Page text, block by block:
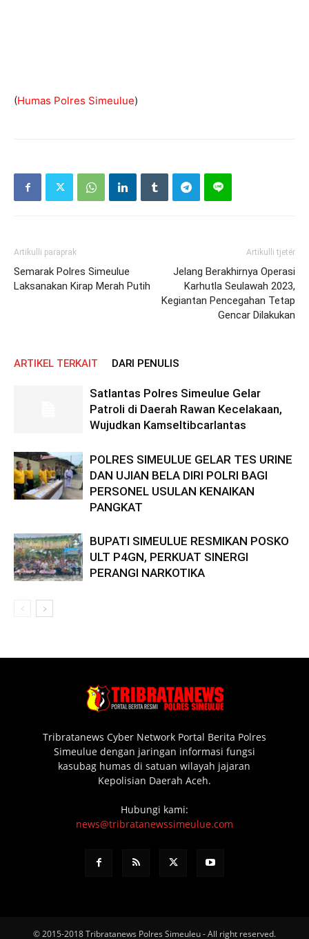
(Humas Polres Simeulue)
Artikulli paraprak
Semarak Polres Simeulue
Laksanakan Kirap Merah Putih
Artikulli tjetër
Jelang Berakhirnya Operasi
Karhutla Seulawah 2023,
Kegiantan Pencegahan Tetap
Gencar Dilakukan
ARTIKEL TERKAIT DARI PENULIS
Satlantas Polres Simeulue Gelar
Patroli di Daerah Rawan Kecelakaan,
Wujudkan Kamseltibcarlantas
POLRES SIMEULUE GELAR TES URINE
DAN UJIAN BELA DIRI POLRI BAGI
PERSONEL USULAN KENAIKAN
PANGKAT
BUPATI SIMEULUE RESMIKAN POSKO
ULT P4GN, PERKUAT SINERGI
PERANGI NARKOTIKA
Tribratanews Cyber Network Portal Berita Polres
Simeulue dengan jaringan informasi fungsi
kasubag humas di satuan wilayah jajaran
Kepolisian Daerah Aceh.
Hubungi kami:
news@tribratanewssimeulue.com
© 2015-2018 Tribratanews Polres Simeuleu - All right reserved.